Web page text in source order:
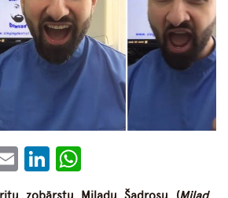
EmailLinkedIn